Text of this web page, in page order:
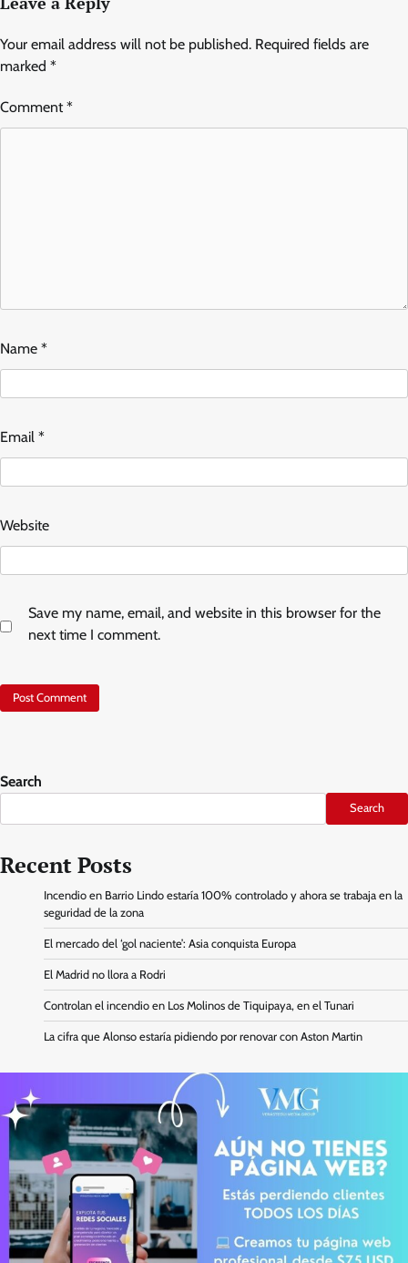
Your email address will not be published. Required fields are
marked *
Comment*
Name *
Email *
Website
Save my name, email, and website in this browser for the
next time I comment.
Search
Search
Recent Posts
Incendio en Barrio Lindo estaría 100% controlado y ahora se trabaja en la
seguridad de la zona
El mercado del ‘gol naciente’: Asia conquista Europa
El Madrid no llora a Rodri
Controlan el incendio en Los Molinos de Tiquipaya, en el Tunari
La cifra que Alonso estaría pidiendo por renovar con Aston Martin